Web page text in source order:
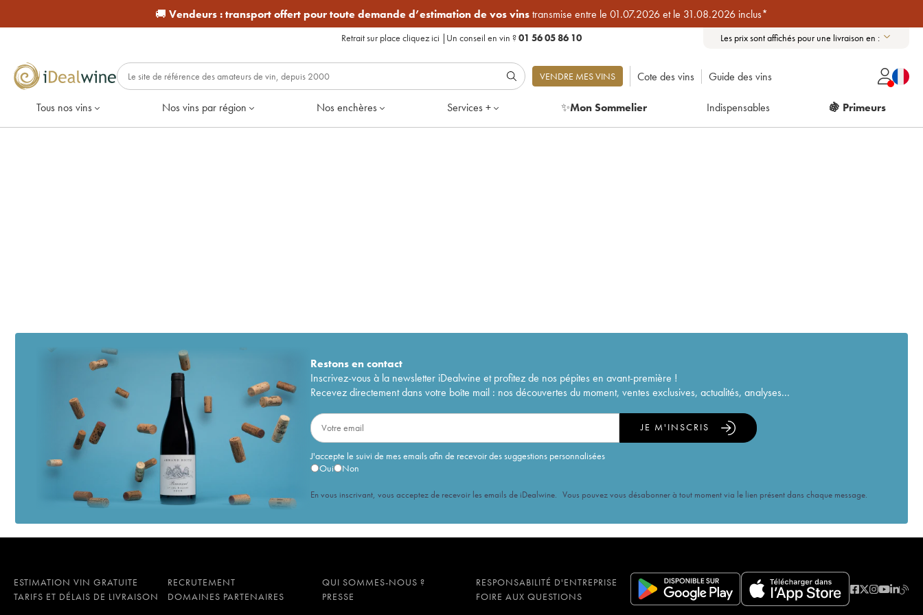
🚚 Vendeurs :transport offert pour toute demande d’estimation de vos vinstransmise entre le 01.07.2026 et le 31.08.2026 inclus*
Retrait sur place cliquez ici | Un conseil en vin ?01 56 05 86 10 Les prix sont affichés pour une livraison en :
VENDRE MES VINS Cote des vins Guide des vins
Tous nos vins Nos vins par région Nos enchères Services + ✨Mon Sommelier Indispensables 🍇 Primeurs
Restons encontact
Inscrivez-vous à la newsletter iDealwine et profitez de nos pépites en avant-première !
Recevez directement dans votre boîte mail : nos découvertes du moment, ventes exclusives, actualités, analyses...
J'accepte le suivi de mes emails afin de recevoir des suggestions personnalisées
Oui
Non
JE M'INSCRIS
En vous inscrivant, vous acceptez de recevoir les emails de iDealwine. Vous pouvez vous désabonner à tout moment via le lien présent dans chaque message.
ESTIMATION VIN GRATUITE RECRUTEMENT QUI SOMMES-NOUS ?
RESPONSABILITÉ D'ENTREPRISE
TARIFS ET DÉLAIS DE LIVRAISON
DOMAINES PARTENAIRES PRESSE FOIRE AUX QUESTIONS